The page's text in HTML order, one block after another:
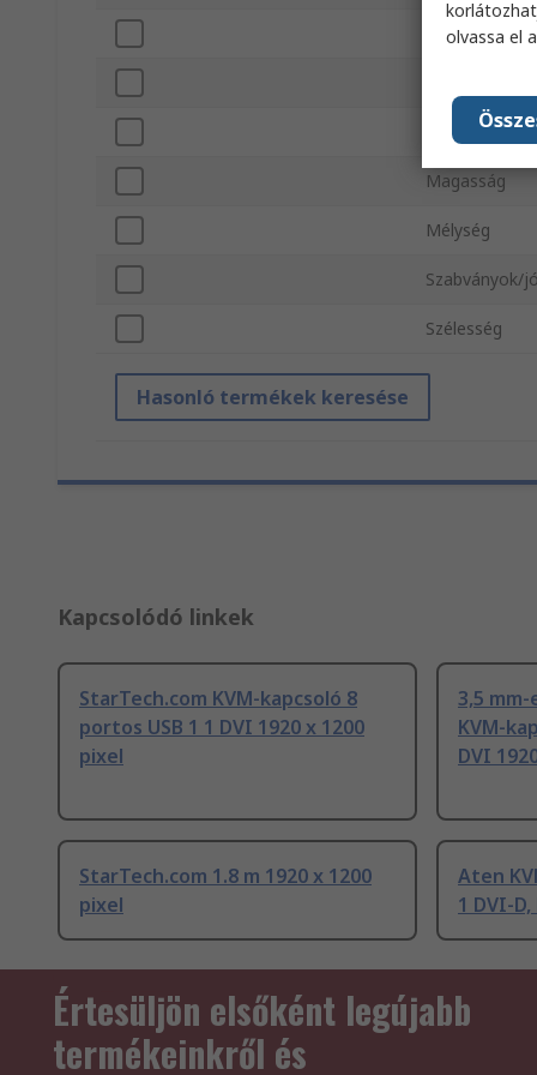
Maximális
Magasság
Mélység
Szabványok/
Szélesség
Hasonló termékek keresése
Kapcsolódó linkek
StarTech.com KVM-kapcsoló 8
portos USB 1 1 DVI 1920 x 1200
pixel
3,5
KVM-
DVI
StarTech.com 1.8 m 1920 x 1200
pixel
Aten
1 DVI-
Értesüljön elsőként legújabb
termékeinkről és
olvassa el a